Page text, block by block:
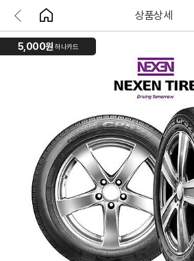
상품상세
5,000원 하나카드